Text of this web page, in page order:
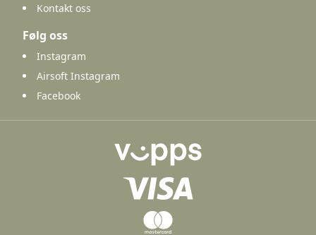
Kontakt oss
Følg oss
Instagram
Airsoft Instagram
Facebook